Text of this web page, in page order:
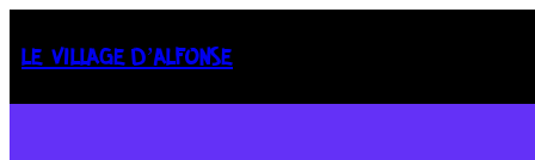
LE VILLAGE D’ALFONSE